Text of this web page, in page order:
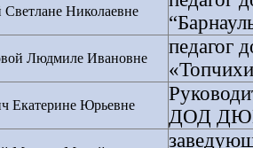
Николаевне
Людмиле Ивановне
педагог
Екатерине Юрьевне
ДОД ДЮЦ